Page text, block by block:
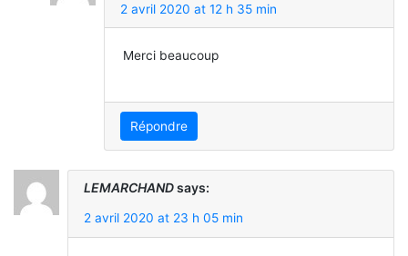
2 avril 2020 at 12 h 35 min
Merci beaucoup
Répondre
LEMARCHANDsays:
2 avril 2020 at 23 h 05 min